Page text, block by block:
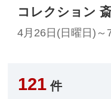
コレクション
4月26日(日曜日)～
121 件